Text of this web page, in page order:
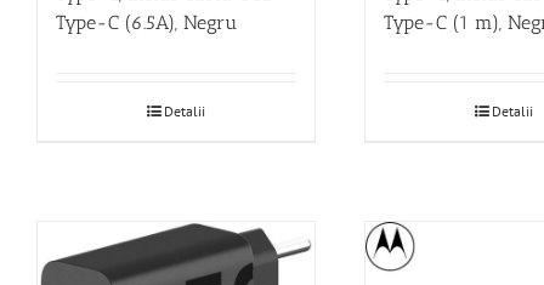
Type-C (6.5A), Negru
Detalii
Type-C (1 m),
Detalii